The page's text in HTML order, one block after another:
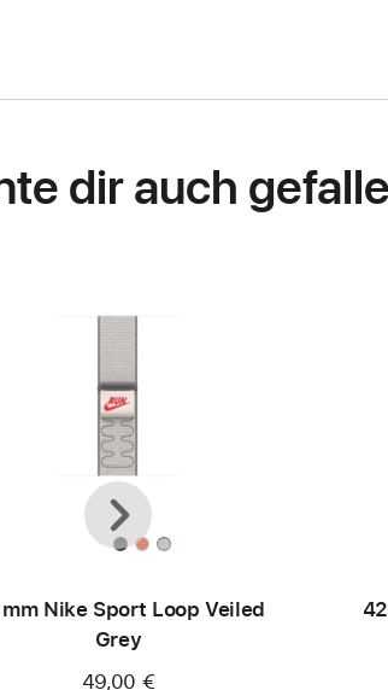
dir auch
Nike Sport Loop Veiled
Grey
49,00 €
Zurück
Weiter